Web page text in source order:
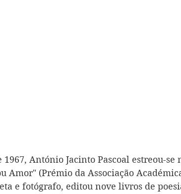
António Jacinto Pascoal estreou-se
Amor" (Prémio da Associação
e fotógrafo, editou nove livros de